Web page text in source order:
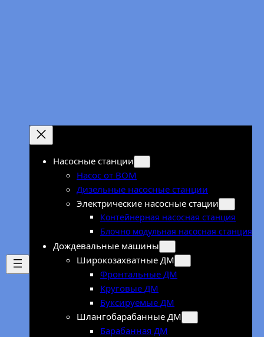
Насосные станции
Насос от ВОМ
Дизельные насосные станции
Электрические насосные стации
Контейнерная насосная станция
Блочно модульная насосная станция
Дождевальные машины
Широкозахватные ДМ
Фронтальные ДМ
Круговые ДМ
Буксируемые ДМ
Шлангобарабанные ДМ
Барабанная ДМ